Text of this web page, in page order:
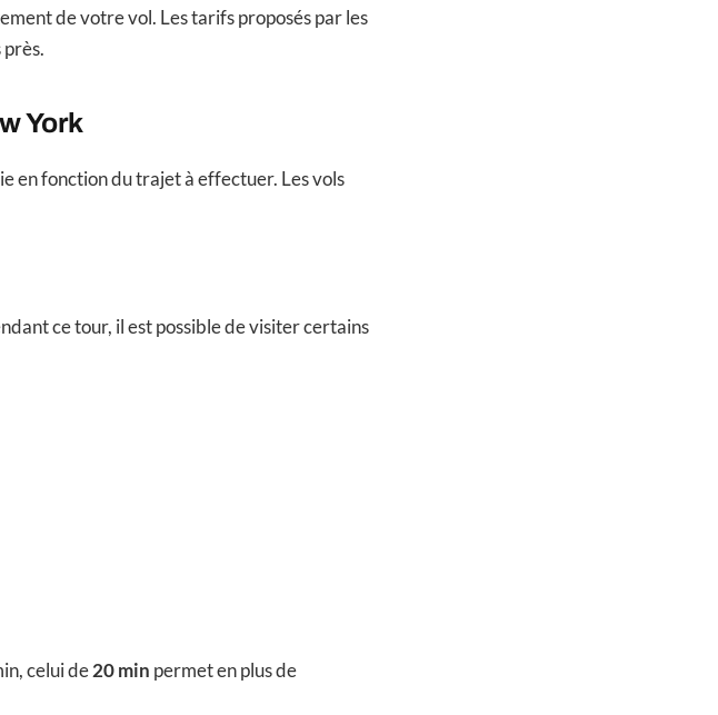
de votre vol. Les tarifs proposés par les
York
en fonction du trajet à effectuer. Les vols
ce tour, il est possible de visiter certains
celui de20 min permet en plus de